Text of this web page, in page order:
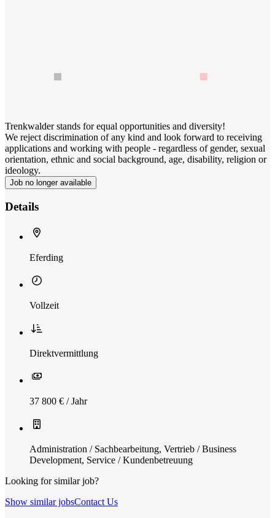
Trenkwalder stands for equal opportunities and diversity!
We reject discrimination of any kind and look forward to receiving
applications and working with people - regardless of gender, sexual
orientation, ethnic and social background, age, disability, religion or
ideology.
Job no longer available
Details
Eferding
Vollzeit
Direktvermittlung
37 800 € / Jahr
Administration / Sachbearbeitung, Vertrieb / Business
Development, Service / Kundenbetreuung
Looking for similar job?
Show similar jobsContact Us